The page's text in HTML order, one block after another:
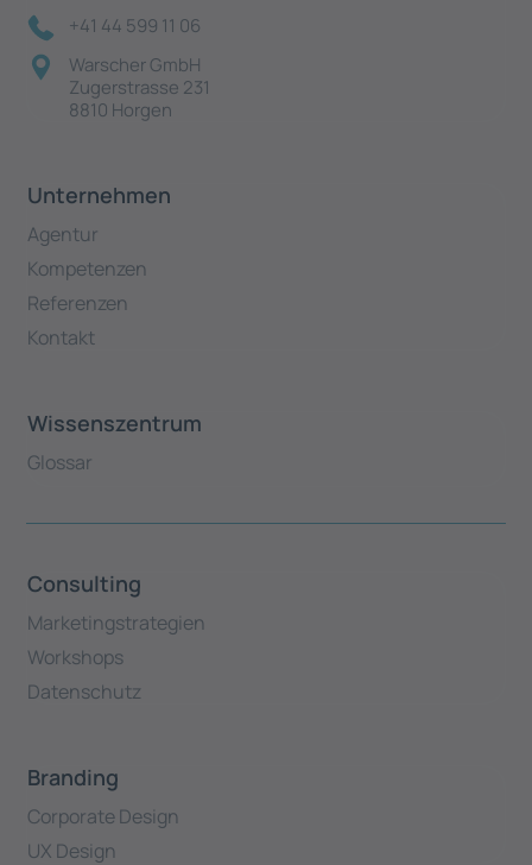
+41 44 599 11 06
Warscher GmbH
Zugerstrasse 231
8810 Horgen
Unternehmen
Agentur
Kompetenzen
Referenzen
Kontakt
Wissenszentrum
Glossar
Consulting
Marketingstrategien
Workshops
Datenschutz
Branding
Corporate Design
UX Design